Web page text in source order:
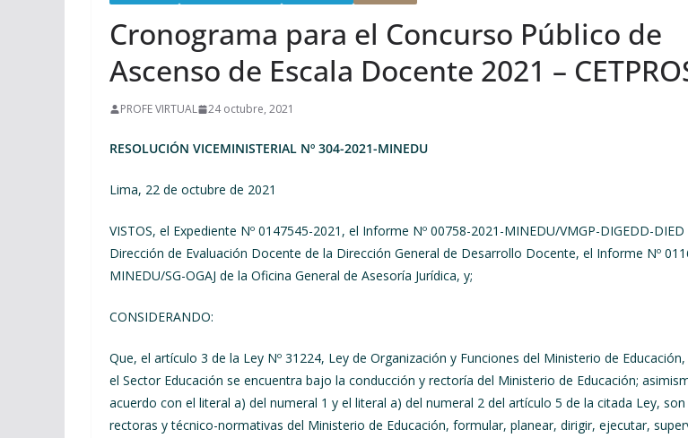
Cronograma para el Concurso Público de
Ascenso de Escala Docente 2021 –
PROFE VIRTUAL 24 octubre, 2021
RESOLUCIÓN VICEMINISTERIAL Nº 304-2021-MINEDU
Lima, 22 de octubre de 2021
VISTOS, el Expediente Nº 0147545-2021, el Informe Nº 00758-2021-MINEDU/VMGP-DIGEDD-DIED
Dirección de Evaluación Docente de la Dirección General de Desarrollo Docente, el Informe Nº
MINEDU/SG-OGAJ de la Oficina General de Asesoría Jurídica, y;
CONSIDERANDO:
Que, el artículo 3 de la Ley Nº 31224, Ley de Organización y Funciones del Ministerio de
el Sector Educación se encuentra bajo la conducción y rectoría del Ministerio de Educación;
acuerdo con el literal a) del numeral 1 y el literal a) del numeral 2 del artículo 5 de la citada Ley,
rectoras y técnico-normativas del Ministerio de Educación, formular, planear, dirigir, ejecutar,